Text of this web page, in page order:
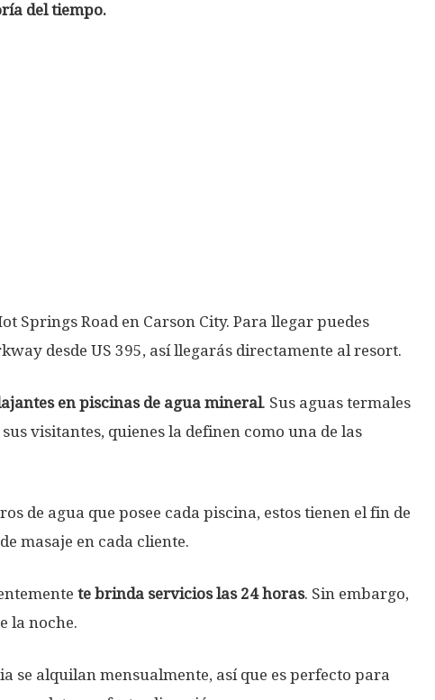
del tiempo.
Springs Road en Carson City. Para llegar puedes
desde US 395, así llegarás directamente al resort.
en piscinas de agua mineral. Sus aguas termales
visitantes, quienes la definen como una de las
de agua que posee cada piscina, estos tienen el fin de
masaje en cada cliente.
te brinda servicios las 24 horas. Sin embargo,
la noche.
se alquilan mensualmente, así que es perfecto para